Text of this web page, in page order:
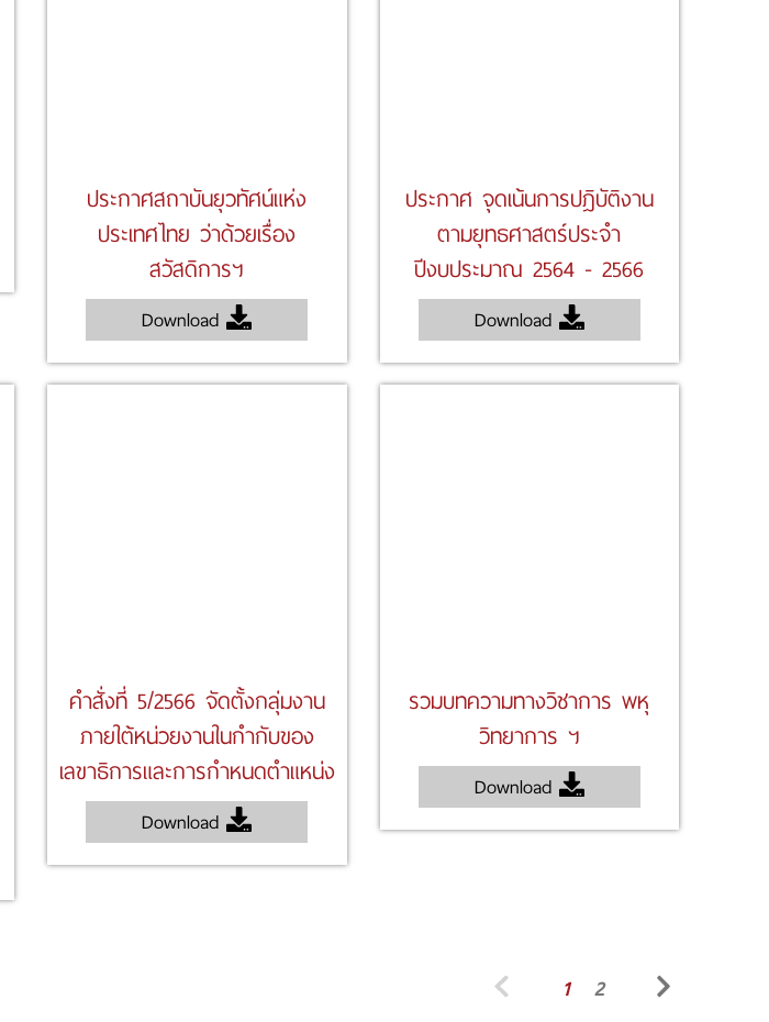
ประกาศสถาบันยุวทัศน์แห่ง
ประเทศไทย ว่าด้วยเรื่อง
สวัสดิการฯ
Download
ประกาศ จุดเน้นการปฎิบัติงาน
ตามยุทธศาสตร์ประจำ
ปีงบประมาณ 2564 - 2566
Download
คำสั่งที่ 5/2566 จัดตั้งกลุ่มงาน
ภายใต้หน่วยงานในกํากับของ
เลขาธิการและการกําหนดตําแหน่ง
Download
รวมบทความทางวิชาการ พหุ
วิทยาการ ฯ
Download
1 2